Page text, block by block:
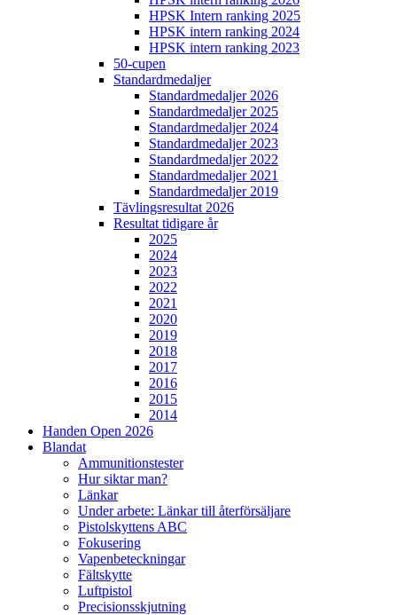
HPSK Intern ranking 2025
HPSK intern ranking 2024
HPSK intern ranking 2023
50-cupen
Standardmedaljer
Standardmedaljer 2026
Standardmedaljer 2025
Standardmedaljer 2024
Standardmedaljer 2023
Standardmedaljer 2022
Standardmedaljer 2021
Standardmedaljer 2019
Tävlingsresultat 2026
Resultat tidigare år
2025
2024
2023
2022
2021
2020
2019
2018
2017
2016
2015
2014
Handen Open 2026
Blandat
Ammunitionstester
Hur siktar man?
Länkar
Under arbete: Länkar till återförsäljare
Pistolskyttens ABC
Fokusering
Vapenbeteckningar
Fältskytte
Luftpistol
Precisionsskjutning